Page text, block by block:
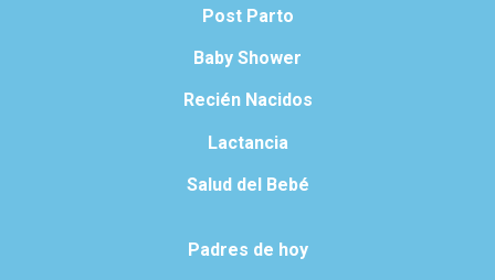
Post Parto
Baby Shower
Recién Nacidos
Lactancia
Salud del Bebé
Padres de hoy